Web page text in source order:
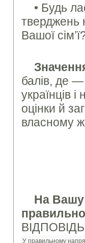
• Будь
тверджень
Вашої
балів, де —
українців
оцінки й
власно­му
На Вашу
ВІДПОВІДЬ
У правильному